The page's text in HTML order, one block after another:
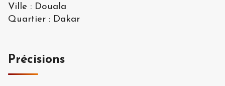
Ville : Douala
Quartier : Dakar
Précisions